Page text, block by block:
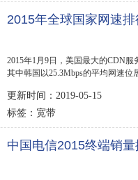
2015年全球国家网速
2015年1月9日，美国最大的CDN
其中韩国以25.3Mbps的平均网速
更新时间：2019-05-15
标签： 宽带
中国电信2015终端销